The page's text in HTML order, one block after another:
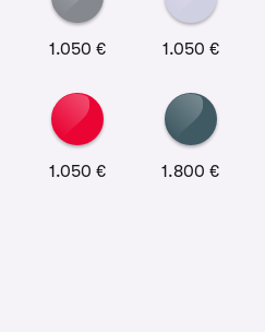
1.050 € 1.050 €
1.050 € 1.800 €